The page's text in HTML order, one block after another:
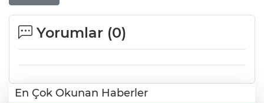
Yorumlar (0)
En Çok Okunan Haberler